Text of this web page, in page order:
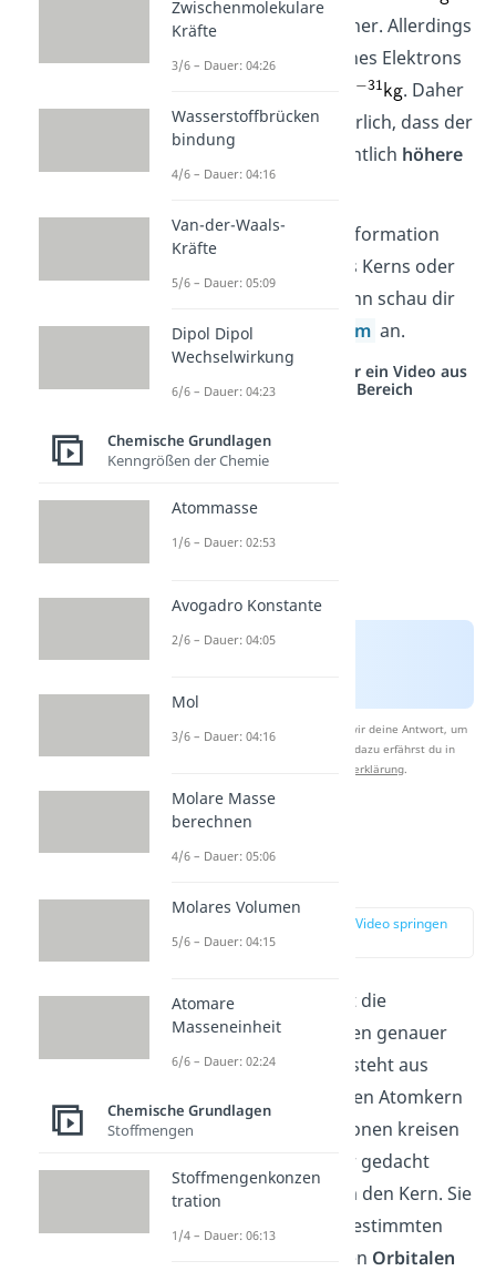
nur unwesentlich höher. Allerdings
beträgt die Masse eines Elektrons
. Daher
ist es nicht verwunderlich, dass der
Atomkern
eine wesentlich höhere
Massebesitzt.
Möchtest du mehr Information
zum Atomaufbau des Kerns oder
zum Atom haben, dann schau dir
unser Video zum
Atom an.
Studyflix vernetzt: Hier ein Video aus
einem anderen Bereich
Nach Beantwortung speichern wir deine Antwort, um
Studyflix zu verbessern. Mehr dazu erfährst du in
Datenschutzerklärung
Atomaufbau
zur Stelle im Video springen
(01:32)
Schauen wir uns jetzt die
Atomhülle ein bisschen genauer
an. Die Atomhülle besteht aus
, die um den Atomkern
kreisen. Deine Elektronen kreisen
jetzt nicht, wie früher gedacht
wurde, willkürlich um den Kern. Sie
kreisen vielmehr in bestimmten
Räumen, sogenannten Orbitalen
Zwischenmolekulare
Kräfte
3/6 – Dauer: 04:26
Wasserstoffbrücken
bindung
4/6 – Dauer: 04:16
Van-der-Waals-
Kräfte
5/6 – Dauer: 05:09
Dipol Dipol
Wechselwirkung
6/6 – Dauer: 04:23
Chemische Grundlagen
Kenngrößen der Chemie
Atommasse
1/6 – Dauer: 02:53
Avogadro Konstante
2/6 – Dauer: 04:05
Mol
3/6 – Dauer: 04:16
Molare Masse
berechnen
4/6 – Dauer: 05:06
Molares Volumen
5/6 – Dauer: 04:15
Atomare
Masseneinheit
6/6 – Dauer: 02:24
Chemische Grundlagen
Stoffmengen
Stoffmengenkonzen
tration
1/4 – Dauer: 06:13